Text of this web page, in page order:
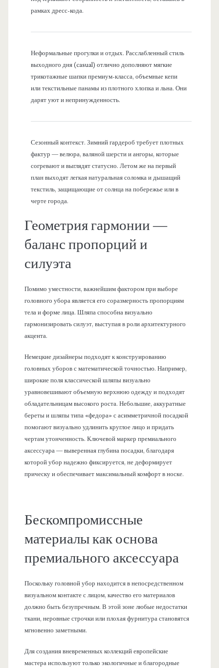
рамках дресс-кода.
Неформальные прогулки и отдых. Расслабленный стиль
выходного дня (casual) отлично дополняют мягкие
трикотажные шапки премиум-класса, объемные кепи
или текстильные панамы из плотного хлопка и льна. Они
дарят уют и непринужденность.
Сезонный контекст. Зимний гардероб требует плотных
фактур — велюра, валяной шерсти и ангоры, которые
согревают и выглядят статусно. Летом же на первый
план выходят легкая натуральная соломка и дышащий
текстиль, защищающие от солнца на побережье или в
черте города.
Геометрия гармонии —
баланс пропорций и
силуэта
Помимо уместности, важнейшим фактором при выборе
головного убора является его соразмерность пропорциям
тела и форме лица. Шляпа способна визуально
гармонизировать силуэт, выступая в роли архитектурного
акцента.
Немецкие дизайнеры подходят к конструированию
головных уборов с математической точностью. Например,
широкие поля классической шляпы визуально
уравновешивают объемную верхнюю одежду и подходят
обладательницам высокого роста. Небольшие, аккуратные
береты и шляпы типа «федора» с асимметричной посадкой
помогают визуально удлинить круглое лицо и придать
чертам утонченность. Ключевой маркер премиального
аксессуара — выверенная глубина посадки, благодаря
которой убор надежно фиксируется, не деформирует
прическу и обеспечивает максимальный комфорт в носке.
Бескомпромиссные
материалы как основа
премиального аксессуара
Поскольку головной убор находится в непосредственном
визуальном контакте с лицом, качество его материалов
должно быть безупречным. В этой зоне любые недостатки
ткани, неровные строчки или плохая фурнитура становятся
мгновенно заметными.
Для создания вневременных коллекций европейские
мастера используют только экологичные и благородные